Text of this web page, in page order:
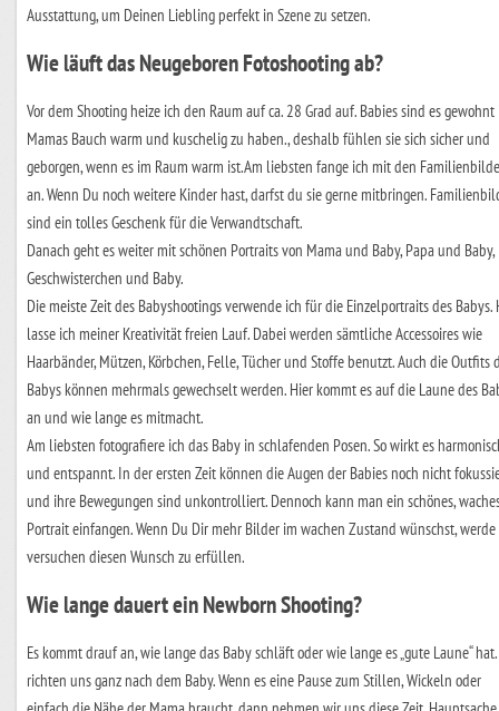
Ausstattung, um Deinen Liebling perfekt in Szene zu setzen.
Wie läuft das Neugeboren Fotoshooting ab?
Vor dem Shooting heize ich den Raum auf ca. 28 Grad auf. Babies sind es
Mamas Bauch warm und kuschelig zu haben., deshalb fühlen sie sich sicher und
geborgen, wenn es im Raum warm ist.Am liebsten fange ich mit den
an. Wenn Du noch weitere Kinder hast, darfst du sie gerne mitbringen.
sind ein tolles Geschenk für die Verwandtschaft.
Danach geht es weiter mit schönen Portraits von Mama und Baby, Papa und Baby,
Geschwisterchen und Baby.
Die meiste Zeit des Babyshootings verwende ich für die Einzelportraits des Babys.
lasse ich meiner Kreativität freien Lauf. Dabei werden sämtliche Accessoires wie
Haarbänder, Mützen, Körbchen, Felle, Tücher und Stoffe benutzt. Auch die Outfits
Babys können mehrmals gewechselt werden. Hier kommt es auf die Laune des
an und wie lange es mitmacht.
Am liebsten fotografiere ich das Baby in schlafenden Posen. So wirkt es
und entspannt. In der ersten Zeit können die Augen der Babies noch nicht
und ihre Bewegungen sind unkontrolliert. Dennoch kann man ein schönes,
Portrait einfangen. Wenn Du Dir mehr Bilder im wachen Zustand wünschst,
versuchen diesen Wunsch zu erfüllen.
Wie lange dauert ein Newborn Shooting?
Es kommt drauf an, wie lange das Baby schläft oder wie lange es „gute Laune“
richten uns ganz nach dem Baby. Wenn es eine Pause zum Stillen, Wickeln oder